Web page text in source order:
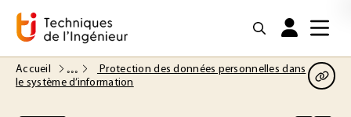
Accueil
Protection des données personnelles dans
le système d’information